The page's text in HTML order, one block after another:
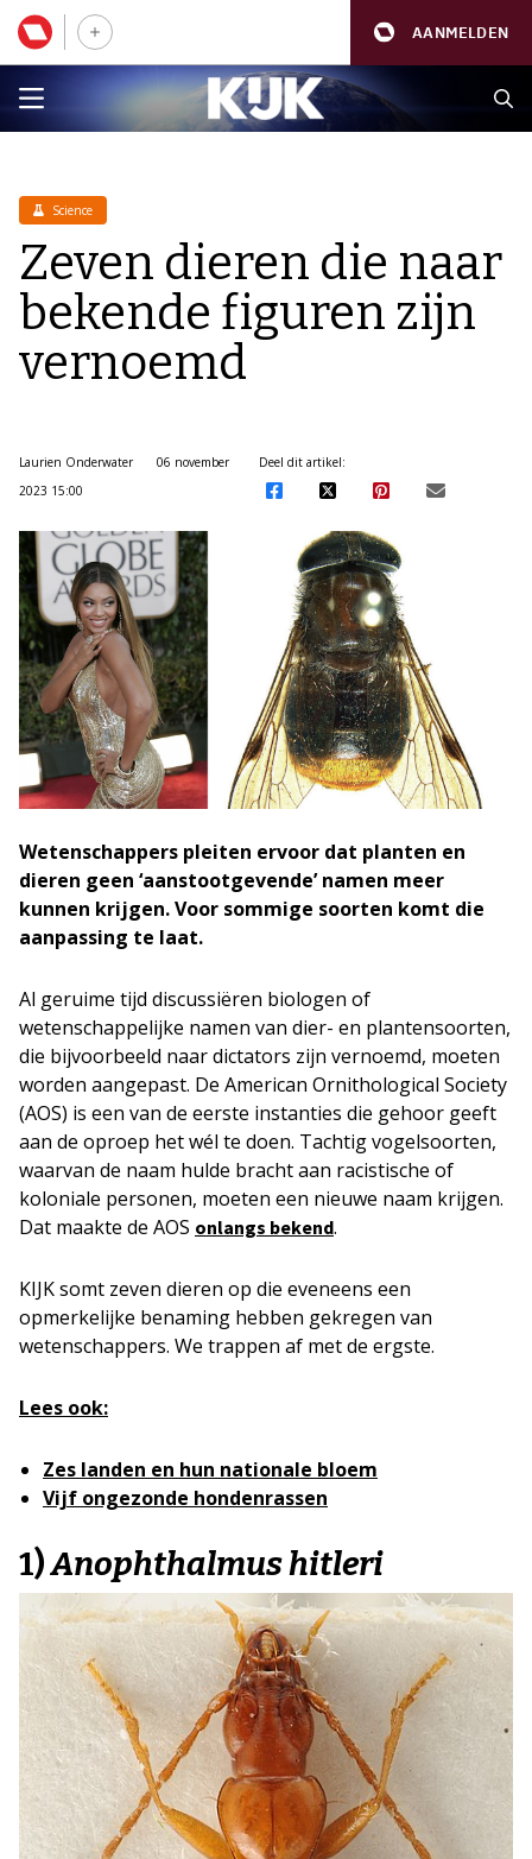
AANMELDEN
Science
Zeven dieren die naar
bekende figuren zijn
vernoemd
Laurien Onderwater
06 november
2023 15:00
Deel dit artikel:
Wetenschappers pleiten ervoor dat planten en
dieren geen ‘aanstootgevende’ namen meer
kunnen krijgen. Voor sommige soorten komt die
aanpassing te laat.
Al geruime tijd discussiëren biologen of
wetenschappelijke namen van dier- en plantensoorten,
die bijvoorbeeld naar dictators zijn vernoemd, moeten
worden aangepast. De American Ornithological Society
(AOS) is een van de eerste instanties die gehoor geeft
aan de oproep het wél te doen. Tachtig vogelsoorten,
waarvan de naam hulde bracht aan racistische of
koloniale personen, moeten een nieuwe naam krijgen.
Dat maakte de AOS onlangs bekend.
KIJK somt zeven dieren op die eveneens een
opmerkelijke benaming hebben gekregen van
wetenschappers. We trappen af met de ergste.
Lees ook:
Zes landen en hun nationale bloem
Vijf ongezonde hondenrassen
1)Anophthalmus hitleri